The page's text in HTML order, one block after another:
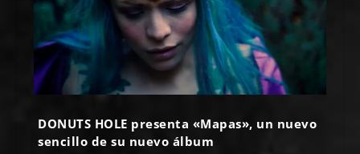
DONUTS HOLE presenta «Mapas», un nuevo
sencillo de su nuevo álbum